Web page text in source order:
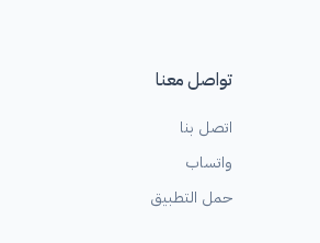
تواصل معنا
اتصل بنا
واتساب
حمل التطبيق